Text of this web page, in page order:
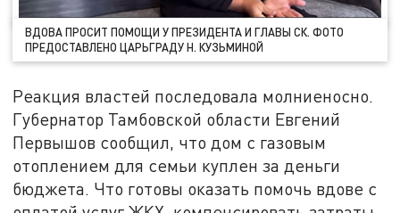
ВДОВА ПРОСИТ ПОМОЩИ У ПРЕЗИДЕНТА И ГЛАВЫ СК. ФОТО
ПРЕДОСТАВЛЕНО ЦАРЬГРАДУ Н. КУЗЬМИНОЙ
Реакция властей последовала молниеносно.
Губернатор Тамбовской области Евгений
Первышов сообщил, что дом с газовым
отоплением для семьи куплен за деньги
бюджета. Что готовы оказать помочь вдове с